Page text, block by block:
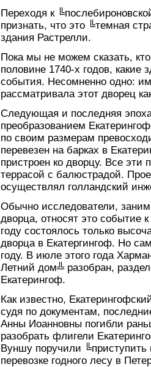
Переходя к
признать, что это ╚темная
здания Растрелли.
Пока мы не можем сказать,
половине 1740-х годов, какие
события. Несомненно одно:
рассматривала этот дворец
Следующая и последняя
преобразованием
по своим размерам
перевезен на барках в
пристроен ко дворцу. Все
террасой с балюстрадой.
осуществлял голландский
Обычно исследователи,
дворца, относят это событие
году состоялось только
дворца в Екатергингоф. Но
году. В июле этого года
Летний дом╩ разобран,
Екатерингоф.
Как известно,
судя по документам,
Анны Иоанновны погибли
разобрать флигели
Вуншу поручили ╚приступить
перевозке годного лесу в